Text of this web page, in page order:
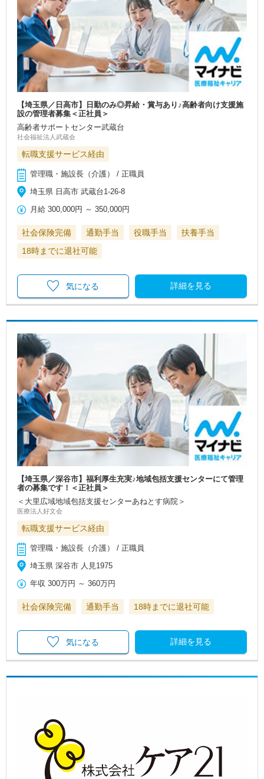
【埼玉県／日高市】日勤のみ◎昇給・賞与あり♪高齢者向け支援施
設の管理者募集＜正社員＞
高齢者サポートセンター武蔵台
社会福祉法人武蔵会
転職支援サービス経由
管理職・施設長（介護） / 正職員
埼玉県 日高市 武蔵台1‐26‐8
月給 300,000円 ～350,000円
社会保険完備 通勤手当 役職手当
扶養手当
18時までに退社可能
詳細を見る
気になる
【埼玉県／深谷市】福利厚生充実♪地域包括支援センターにて管理
者の募集です！＜正社員＞
＜大里広域地域包括支援センターあねとす病院＞
医療法人好文会
転職支援サービス経由
管理職・施設長（介護） / 正職員
埼玉県 深谷市 人見1975
年収 300万円 ～360万円
社会保険完備 通勤手当 18時までに退社可能
詳細を見る
気になる